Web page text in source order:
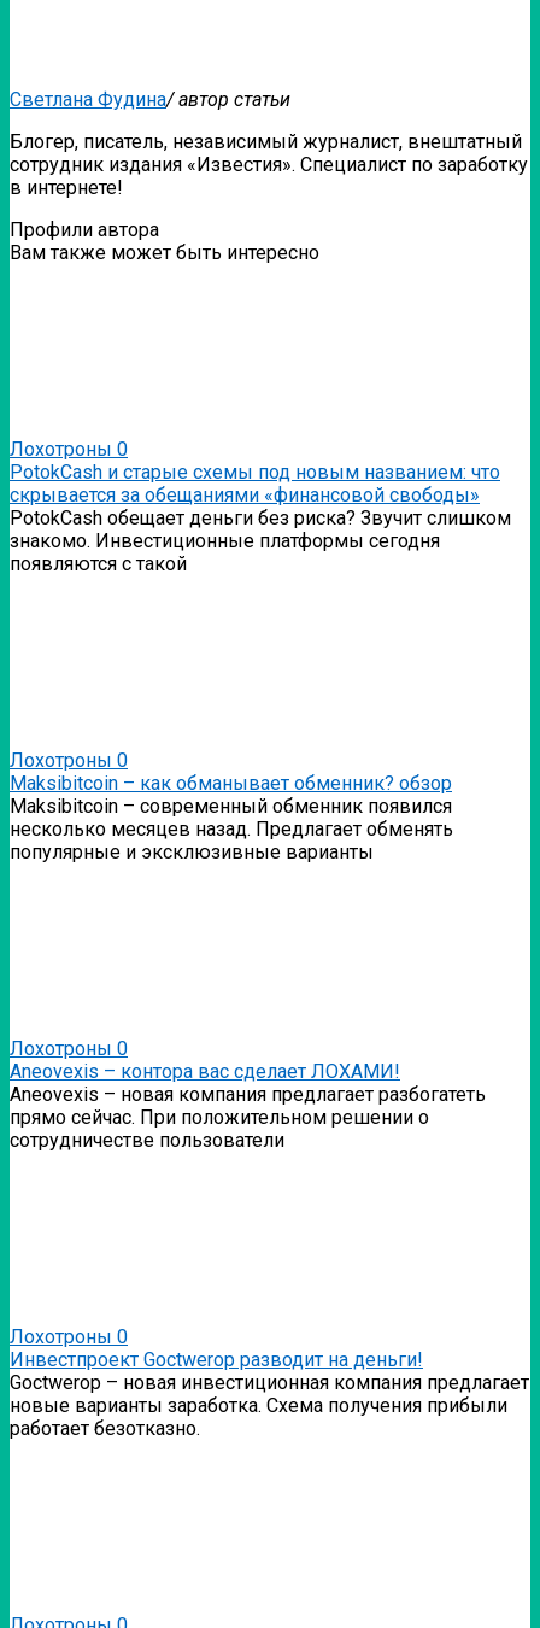
Светлана Фудина/ автор статьи
Блогер, писатель, независимый журналист, внештатный
сотрудник издания «Известия». Специалист по заработку
в интернете!
Профили автора
Вам также может быть интересно
Лохотроны 0
PotokCash и старые схемы под новым названием: что
скрывается за обещаниями «финансовой свободы»
PotokCash обещает деньги без риска? Звучит слишком
знакомо. Инвестиционные платформы сегодня
появляются с такой
Лохотроны 0
Мaksibitcoin – как обманывает обменник? обзор
Мaksibitcoin – современный обменник появился
несколько месяцев назад. Предлагает обменять
популярные и эксклюзивные варианты
Лохотроны 0
Аneovexis – контора вас сделает ЛОХАМИ!
Аneovexis – новая компания предлагает разбогатеть
прямо сейчас. При положительном решении о
сотрудничестве пользователи
Лохотроны 0
Инвестпроект Goctwerop разводит на деньги!
Goctwerop – новая инвестиционная компания предлагает
новые варианты заработка. Схема получения прибыли
работает безотказно.